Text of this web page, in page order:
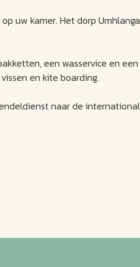
uw kamer. Het dorp
een wasservice en
en kite boarding.
naar de